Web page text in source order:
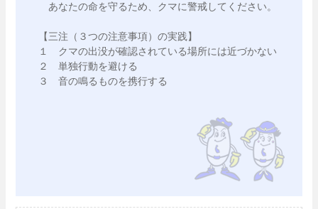
あなたの命を守るため、クマに警戒してください。
【三注（３つの注意事項）の実践】
１　クマの出没が確認されている場所には近づかない
２　単独行動を避ける
３　音の鳴るものを携行する